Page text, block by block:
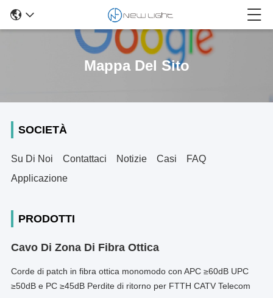
Mappa Del Sito
SOCIETÀ
Su Di Noi Contattaci Notizie Casi
FAQ
Applicazione
PRODOTTI
Cavo Di Zona Di Fibra Ottica
Corde di patch in fibra ottica monomodo con APC ≥60dB UPC
≥50dB e PC ≥45dB Perdite di ritorno per FTTH CATV Telecom